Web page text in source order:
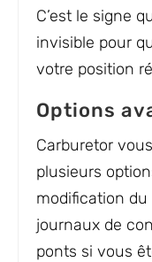
C’est le signe
invisible pour
votre position
Options
Carburetor
plusieurs
modification du
journaux de
ponts si vous